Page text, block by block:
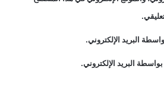
البريد الإلكتروني.
البريد الإلكتروني.